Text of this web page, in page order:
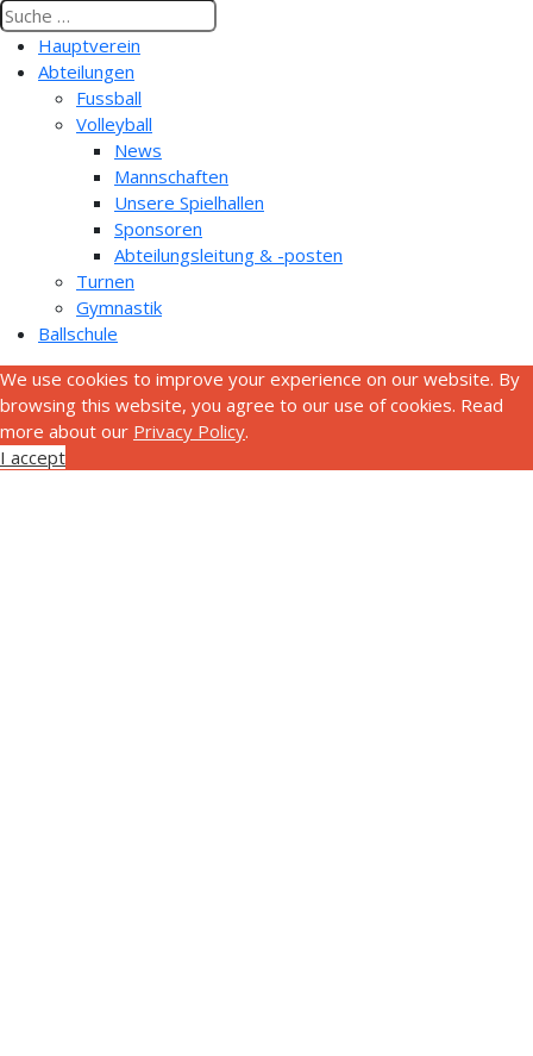
Hauptverein
Abteilungen
Fussball
Volleyball
News
Mannschaften
Unsere Spielhallen
Sponsoren
Abteilungsleitung & -posten
Turnen
Gymnastik
Ballschule
We use cookies to improve your experience on our website. By
browsing this website, you agree to our use of cookies. Read
more about our Privacy Policy.
I accept